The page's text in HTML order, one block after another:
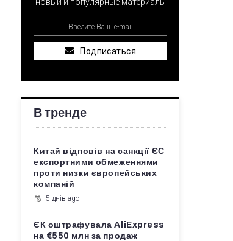
Подписаться
В тренде
Китай відповів на санкції ЄС
експортними обмеженнями
проти низки європейських
компаній
5 днів ago
ЄК оштрафувала AliExpress
на €550 млн за продаж